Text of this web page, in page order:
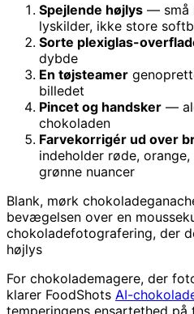
Spejlende højlys — små
lyskilder, ikke store
Sorte plexiglas-
dybde
En tøjsteamer
billedet
Pincet og handsker —
chokoladen
Farvekorrigér ud over
indeholder røde,
grønne nuancer
Blank, mørk
bevægelsen over en
chokoladefotografering, der
højlys
For chokolademagere, der
klarer FoodShots AI-
temperingens ensartethed